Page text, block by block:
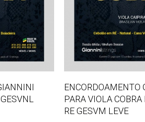
ENCORDOAMENTO
PARA VIOLA COBRA
RE GESVM LEVE